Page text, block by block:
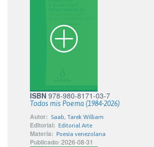
ISBN 978-980-8171-03-7
Todos mis Poema (1984-2026)
Autor: Saab, Tarek William
Editorial: Editorial Arte
Materia: Poesía venezolana
Publicado: 2026-08-31